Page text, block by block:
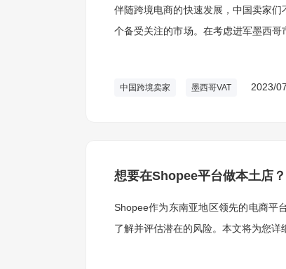
伴随跨境电商的快速发展，中国卖家
个备受关注的市场。在考虑进军墨西哥
中国跨境卖家 墨西哥VAT 2023/
想要在Shopee平台做本土店
Shopee作为东南亚地区领先的电商平
了解并评估潜在的风险。本文将为您详